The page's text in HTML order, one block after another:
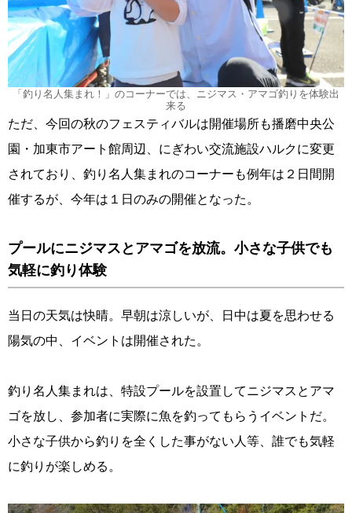
「釣り名人集まれ！」のコーナーでは、ニジマス・アマゴ釣りを体験出
来る
ただ、今回の秋のフェスティバルは開催場所も播磨中央公
園・加東市アート館周辺、にぎわい交流施設ハルクに変更
されており、釣り名人集まれのコーナーも例年は２日間開
催するが、今年は１日のみの開催となった。
プールにニジマスとアマゴを放流。小さな子供でも
気軽に釣り体験
当日の天気は快晴。早朝は涼しいが、日中は夏を思わせる
陽気の中、イベントは開催された。
釣り名人集まれは、特設プールを設置してニジマスとアマ
ゴを放し、参加者に実際に魚を釣ってもらうイベントだ。
小さな子供から釣りを全くした事がない人等、誰でも気軽
に釣りが楽しめる。